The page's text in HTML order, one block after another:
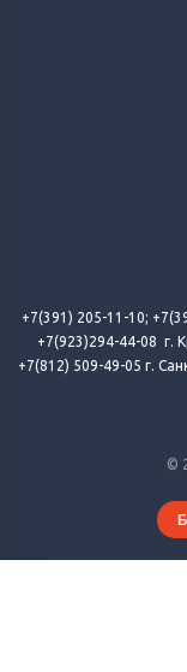
©
+7(391) 205-11-10;
+7(923)294-44-08 г.
+7(812) 509-49-05 г.